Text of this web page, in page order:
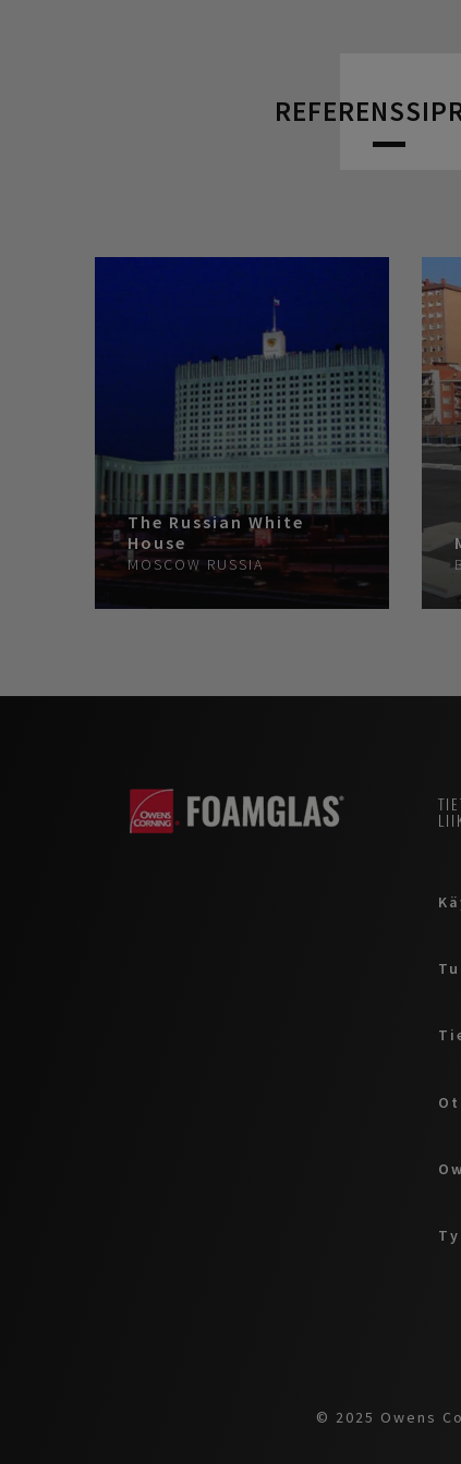
The Russian White
House
MOSCOW RUSSIA
© 2025 Owens